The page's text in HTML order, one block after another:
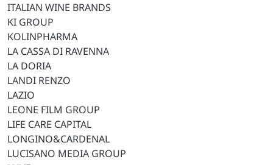
ITALIAN WINE BRANDS
KI GROUP
KOLINPHARMA
LA CASSA DI RAVENNA
LA DORIA
LANDI RENZO
LAZIO
LEONE FILM GROUP
LIFE CARE CAPITAL
LONGINO&CARDENAL
LUCISANO MEDIA GROUP